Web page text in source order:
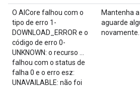
O AICore falhou com o
tipo de erro 1-
DOWNLOAD_ERROR e o
código de erro 0-
UNKNOWN: o recurso ...
falhou com o status de
falha 0 e o erro esz:
UNAVAILABLE: não foi
Mantenha
aguarde
novamente.